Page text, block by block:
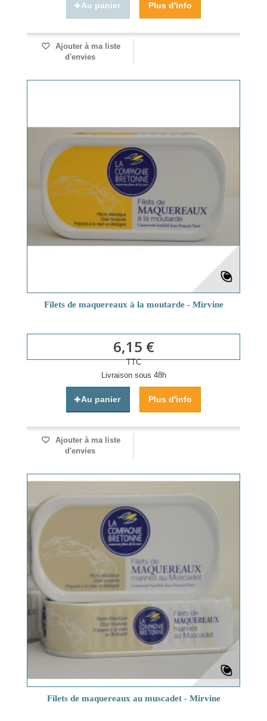
Au panier Plus d'info
Ajouter à ma liste
d'envies
Filets de maquereaux à la moutarde - Mirvine
6,15 €
TTC
Livraison sous 48h
Au panier Plus d'info
Ajouter à ma liste
d'envies
Filets de maquereaux au muscadet - Mirvine